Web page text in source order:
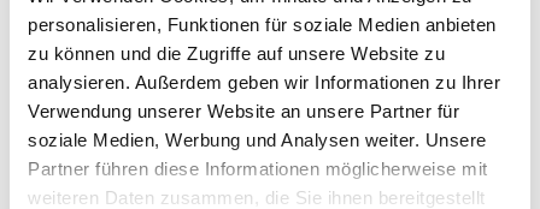
personalisieren, Funktionen für soziale Medien anbieten
zu können und die Zugriffe auf unsere Website zu
analysieren. Außerdem geben wir Informationen zu Ihrer
Verwendung unserer Website an unsere Partner für
soziale Medien, Werbung und Analysen weiter. Unsere
Partner führen diese Informationen möglicherweise mit
weiteren Daten zusammen, die Sie ihnen bereitgestellt
oder Verständnisschwierigkeiten in Gruppen sind
wertvolle Indikatoren, die auf Optimierungsbedarf in
der technischen Einstellung hinweisen können.
Durch eine enge Abstimmung zwischen Hörakustik,
Sprachtherapie und Eltern können solche
Herausforderungen frühzeitig erkannt und gezielt
bearbeitet werden.